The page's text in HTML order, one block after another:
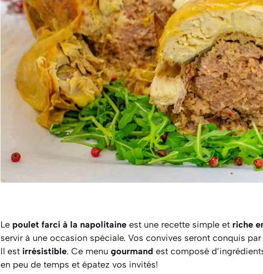
Le poulet farci à la napolitaine est une recette simple et riche
servir à une occasion spéciale. Vos convives seront conquis
Il est irrésistible. Ce menu gourmand est composé
en peu de temps et épatez vos invités!